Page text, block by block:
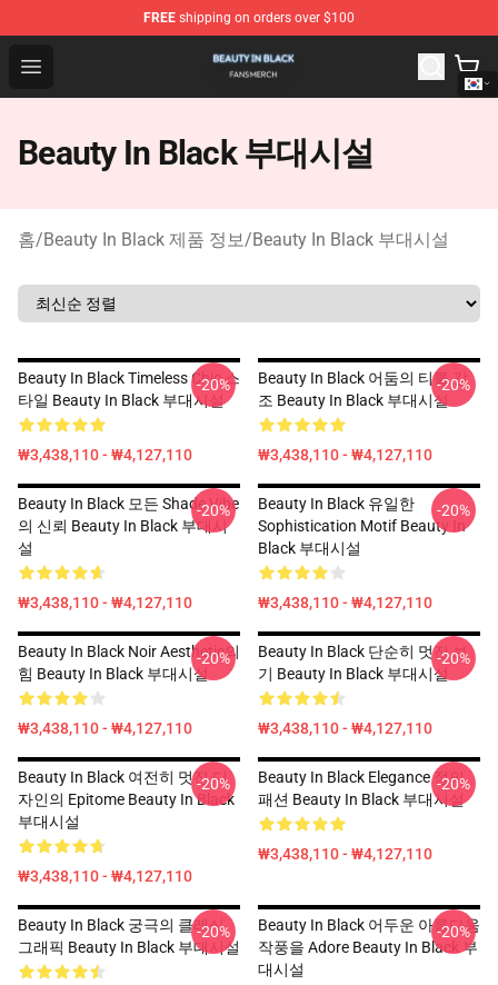
FREE shipping on orders over $100
Open menu
Beauty In Black Shop - Official Beauty In Black
Beauty In Black 부대시설
홈/Beauty In Black 제품 정보/Beauty In Black 부대시설
Beauty In Black Timeless Chic 스
타일 Beauty In Black 부대시설
₩3,438,110 - ₩4,127,110
-20%
Beauty In Black 어둠의 티를 강
조 Beauty In Black 부대시설
₩3,438,110 - ₩4,127,110
-20%
Beauty In Black 모든 Shade Vibe
의 신뢰 Beauty In Black 부대시
설
₩3,438,110 - ₩4,127,110
-20%
Beauty In Black 유일한
Sophistication Motif Beauty In
Black 부대시설
₩3,438,110 - ₩4,127,110
-20%
Beauty In Black Noir Aesthetic의
힘 Beauty In Black 부대시설
₩3,438,110 - ₩4,127,110
-20%
Beauty In Black 단순히 멋진 보
기 Beauty In Black 부대시설
₩3,438,110 - ₩4,127,110
-20%
Beauty In Black 여전히 멋진 디
자인의 Epitome Beauty In Black
부대시설
₩3,438,110 - ₩4,127,110
-20%
Beauty In Black Elegance 정의
패션 Beauty In Black 부대시설
₩3,438,110 - ₩4,127,110
-20%
Beauty In Black 궁극의 클래식
그래픽 Beauty In Black 부대시설
-20%
Beauty In Black 어두운 아름다움
작풍을 Adore Beauty In Black 부
대시설
-20%